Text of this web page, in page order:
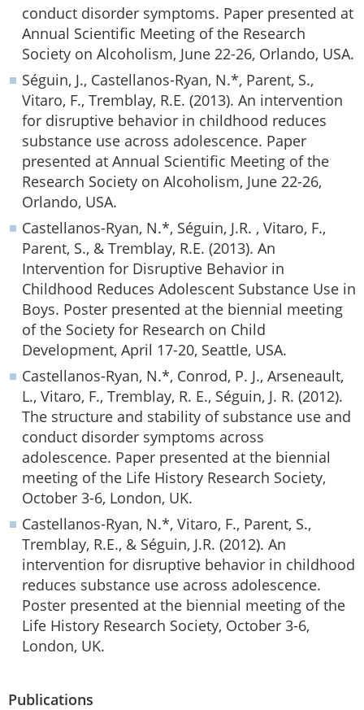
conduct disorder symptoms. Paper presented at
Annual Scientific Meeting of the Research
Society on Alcoholism, June 22-26, Orlando, USA.
Séguin, J., Castellanos-Ryan, N.*, Parent, S.,
Vitaro, F., Tremblay, R.E. (2013). An intervention
for disruptive behavior in childhood reduces
substance use across adolescence. Paper
presented at Annual Scientific Meeting of the
Research Society on Alcoholism, June 22-26,
Orlando, USA.
Castellanos-Ryan, N.*, Séguin, J.R. , Vitaro, F.,
Parent, S., & Tremblay, R.E. (2013). An
Intervention for Disruptive Behavior in
Childhood Reduces Adolescent Substance Use in
Boys. Poster presented at the biennial meeting
of the Society for Research on Child
Development, April 17-20, Seattle, USA.
Castellanos-Ryan, N.*, Conrod, P. J., Arseneault,
L., Vitaro, F., Tremblay, R. E., Séguin, J. R. (2012).
The structure and stability of substance use and
conduct disorder symptoms across
adolescence. Paper presented at the biennial
meeting of the Life History Research Society,
October 3-6, London, UK.
Castellanos-Ryan, N.*, Vitaro, F., Parent, S.,
Tremblay, R.E., & Séguin, J.R. (2012). An
intervention for disruptive behavior in childhood
reduces substance use across adolescence.
Poster presented at the biennial meeting of the
Life History Research Society, October 3-6,
London, UK.
Publications